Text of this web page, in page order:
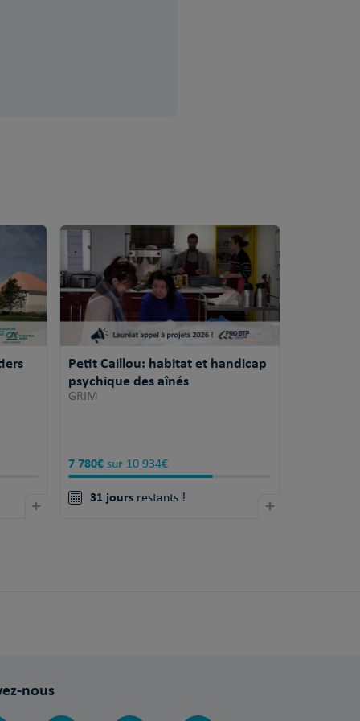
+
Petit Caillou: habitat et handicap
psychique des aînés
GRIM
7 780€sur 10 934€
31 joursrestants ! +
nous